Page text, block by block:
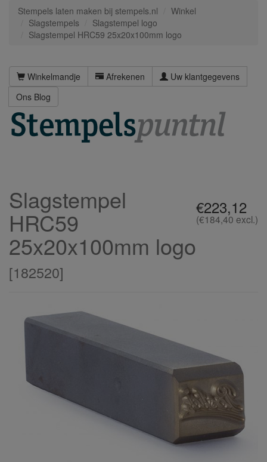
Stempels laten maken bij stempels.nl
Winkel
Slagstempels
Slagstempel logo
Slagstempel HRC59 25x20x100mm logo
Winkelmandje Afrekenen
Uw klantgegevens
Ons Blog
€223,12
(€184,40 excl.)
Slagstempel
HRC59
25x20x100mm logo
[182520]